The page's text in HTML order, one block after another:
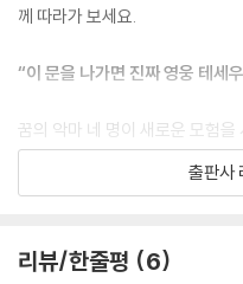
께 따라가 보세요.
“이 문을 나가면 진짜 영웅 테세
꿈의 악마 네 명이 새로운 모험을
책을 펼치는 순간, 갑자기 그리
꿈의 악마들이 과연 이 상황을 어
출판사
리뷰/한줄평 6